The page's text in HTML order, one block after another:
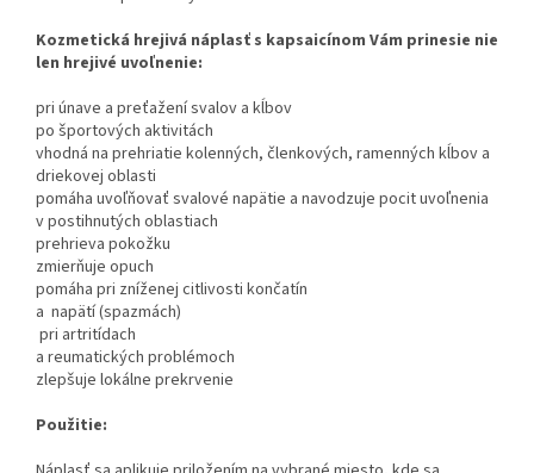
Kozmetická hrejivá náplasť s kapsaicínom Vám prinesie nie
len hrejivé uvoľnenie:
pri únave a preťažení svalov a kĺbov
po športových aktivitách
vhodná na prehriatie kolenných, členkových, ramenných kĺbov a
driekovej oblasti
pomáha uvoľňovať svalové napätie a navodzuje pocit uvoľnenia
v postihnutých oblastiach
prehrieva pokožku
zmierňuje opuch
pomáha pri zníženej citlivosti končatín
a napätí (spazmách)
pri artritídach
a reumatických problémoch
zlepšuje lokálne prekrvenie
Použitie: